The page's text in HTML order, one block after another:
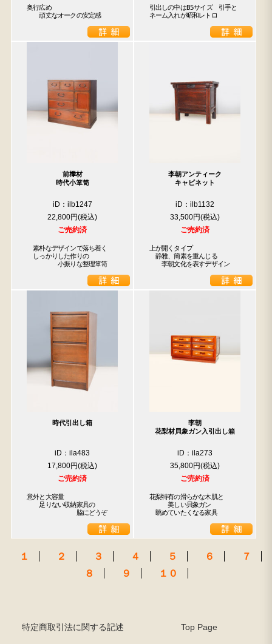
奥行広め
頑丈なオークの安定感
引出しの中はB5サイズ　引手と
ネーム入れが昭和レトロ
前﨔材
時代小箪笥
iD：ilb1247
22,800円
ご売約済
素朴なデザインで落ち着く
しっかりした作りの
小振りな整理箪笥
李朝アンティーク
キャビネット
iD：ilb1132
33,500円
ご売約済
上が開くタイプ
静雅、簡素を重んじる
李朝文化を表すデザイン
時代引出し箱
iD：ila483
17,800円
ご売約済
意外と大容量
足りない収納家具の
脇にどうぞ
李朝
花梨材貝象ガン入引出し箱
iD：ila273
35,800円
ご売約済
花梨特有の滑らかな木肌と
美しい貝象ガン
眺めていたくなる家具
１ ２ ３ ４ ５ ６
７
８
９ １０
特定商取引法に関する記述 Top Page